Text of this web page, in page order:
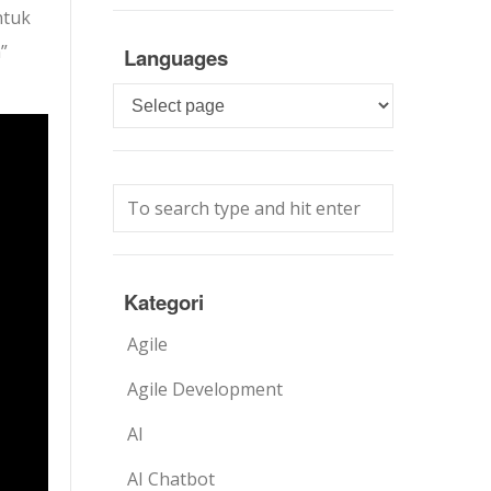
Languages
Languages
Kategori
Agile
Agile Development
AI
AI Chatbot